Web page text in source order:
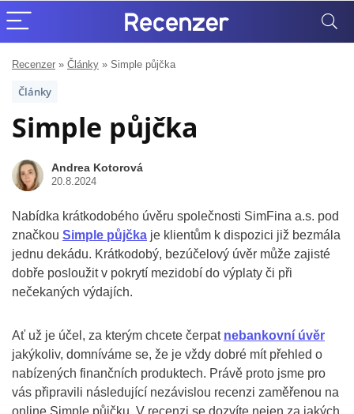
Recenzer » Články » Simple půjčka
Články
Simple půjčka
Andrea Kotorová
20.8.2024
Nabídka krátkodobého úvěru společnosti SimFina a.s. pod
značkou Simple půjčka je klientům k dispozici již bezmála
jednu dekádu. Krátkodobý, bezúčelový úvěr může zajisté
dobře posloužit v pokrytí mezidobí do výplaty či při
nečekaných výdajích.
Ať už je účel, za kterým chcete čerpat nebankovní úvěr
jakýkoliv, domníváme se, že je vždy dobré mít přehled o
nabízených finančních produktech. Právě proto jsme pro
vás připravili následující nezávislou recenzi zaměřenou na
online Simple půjčku. V recenzi se dozvíte nejen za jakých